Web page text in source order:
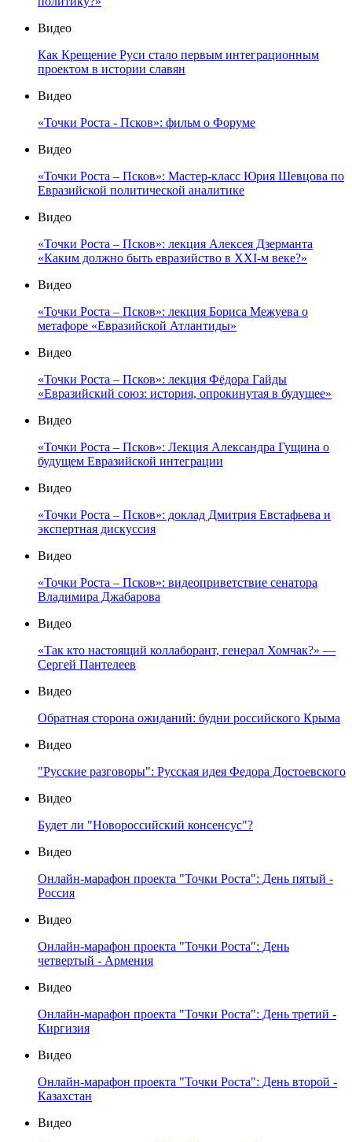
Видео
Как Крещение Руси стало первым интеграционным
проектом в истории славян
Видео
«Точки Роста - Псков»: фильм о Форуме
Видео
«Точки Роста – Псков»: Мастер-класс Юрия Шевцова по
Евразийской политической аналитике
Видео
«Точки Роста – Псков»: лекция Алексея Дзерманта
«Каким должно быть евразийство в XXI-м веке?»
Видео
«Точки Роста – Псков»: лекция Бориса Межуева о
метафоре «Евразийской Атлантиды»
Видео
«Точки Роста – Псков»: лекция Фёдора Гайды
«Евразийский союз: история, опрокинутая в будущее»
Видео
«Точки Роста – Псков»: Лекция Александра Гущина о
будущем Евразийской интеграции
Видео
«Точки Роста – Псков»: доклад Дмитрия Евстафьева и
экспертная дискуссия
Видео
«Точки Роста – Псков»: видеоприветствие сенатора
Владимира Джабарова
Видео
«Так кто настоящий коллаборант, генерал Хомчак?» —
Сергей Пантелеев
Видео
Обратная сторона ожиданий: будни российского Крыма
Видео
"Русские разговоры": Русская идея Федора Достоевского
Видео
Будет ли "Новороссийский консенсус"?
Видео
Онлайн-марафон проекта "Точки Роста": День пятый -
Россия
Видео
Онлайн-марафон проекта "Точки Роста": День
четвертый - Армения
Видео
Онлайн-марафон проекта "Точки Роста": День третий -
Киргизия
Видео
Онлайн-марафон проекта "Точки Роста": День второй -
Казахстан
Видео